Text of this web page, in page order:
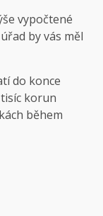
vypočtené
by vás měl
do konce
korun
během